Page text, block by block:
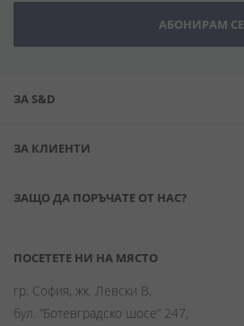
АБОНИРАМ СЕ
ЗА S&D
ЗА КЛИЕНТИ
ЗАЩО ДА ПОРЪЧАТЕ ОТ НАС?
ПОСЕТЕТЕ НИ НА МЯСТО
гр. София, жк. Левски В,
бул. “Ботевградско шосе” 247,